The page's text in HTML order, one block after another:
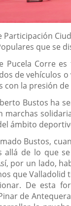
Participación
que se
Pucela Corre
de vehículos
con la presión
Bustos ha
marchas
ámbito
Bustos,
allá de lo que
por un lado,
que
De esta
de